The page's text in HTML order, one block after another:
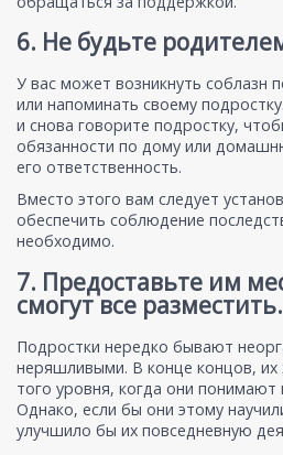
6. Не будьте
У вас может возникнуть соблазн
или напоминать своему
и снова говорите подростку,
обязанности по дому или
его ответственность.
Вместо этого вам следует
обеспечить соблюдение
необходимо.
7. Предоставьте им
смогут все разместить.
Подростки нередко бывают
неряшливыми. В конце концов, их
того уровня, когда они понимают
Однако, если бы они этому
улучшило бы их повседневную